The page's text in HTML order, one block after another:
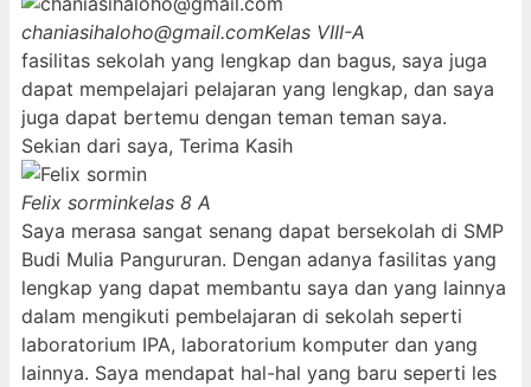
chaniasihaloho@gmail.comKelas VIII-A
fasilitas sekolah yang lengkap dan bagus, saya juga
dapat mempelajari pelajaran yang lengkap, dan saya
juga dapat bertemu dengan teman teman saya.
Sekian dari saya, Terima Kasih
Felix sorminkelas 8 A
Saya merasa sangat senang dapat bersekolah di SMP
Budi Mulia Pangururan. Dengan adanya fasilitas yang
lengkap yang dapat membantu saya dan yang lainnya
dalam mengikuti pembelajaran di sekolah seperti
laboratorium IPA, laboratorium komputer dan yang
lainnya. Saya mendapat hal-hal yang baru seperti les